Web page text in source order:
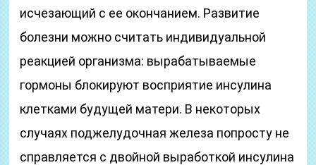
исчезающий с ее окончанием. Развитие
болезни можно считать индивидуальной
реакцией организма: вырабатываемые
гормоны блокируют восприятие инсулина
клетками будущей матери. В некоторых
случаях поджелудочная железа попросту не
справляется с двойной выработкой инсулина